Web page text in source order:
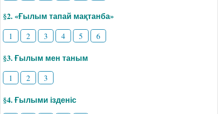
§2. «Ғылым тапай мақтанба»
1 2 3 4 5 6
§3. Ғылым мен таным
1 2 3
§4. Ғылыми ізденіс